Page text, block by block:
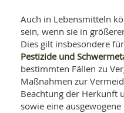
Auch in Lebensmitteln
sein, wenn sie in
Dies gilt insbesondere für
Pestizide und
bestimmten Fällen zu
Maßnahmen zur
Beachtung der Herkunft
sowie eine ausgewogene